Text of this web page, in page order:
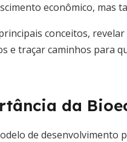
econômico, mas
conceitos,
e traçar caminhos para
da
de desenvolvimento